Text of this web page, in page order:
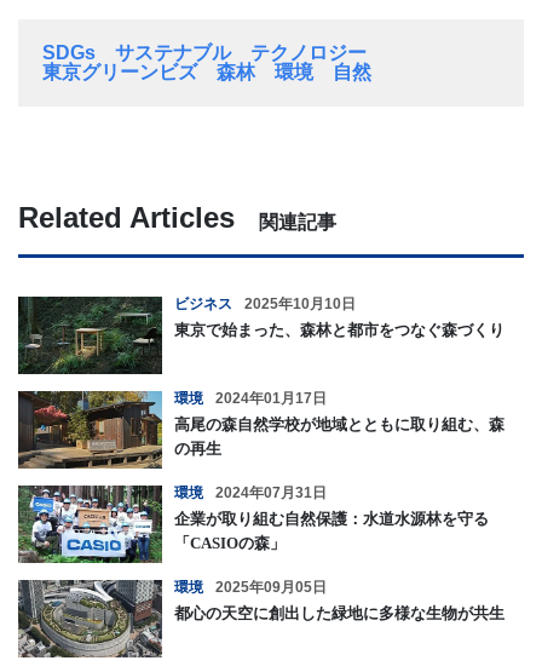
SDGs サステナブル
テクノロジー
東京グリーンビズ
森林 環境 自然
Related Articles 関連記事
ビジネス 2025年10月10日
東京で始まった、森林と都市をつなぐ森づくり
環境 2024年01月17日
高尾の森自然学校が地域とともに取り組む、森
の再生
環境 2024年07月31日
企業が取り組む自然保護：水道水源林を守る
「CASIOの森」
環境 2025年09月05日
都心の天空に創出した緑地に多様な生物が共生